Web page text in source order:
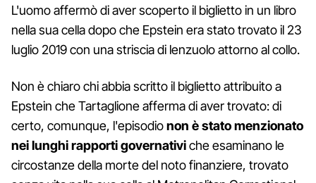
L'uomo affermò di aver scoperto il biglietto in un libro
nella sua cella dopo che Epstein era stato trovato il 23
luglio 2019 con una striscia di lenzuolo attorno al collo.
Non è chiaro chi abbia scritto il biglietto attribuito a
Epstein che Tartaglione afferma di aver trovato: di
certo, comunque, l'episodionon è stato menzionato
nei lunghi rapporti governativiche esaminano le
circostanze della morte del noto finanziere, trovato